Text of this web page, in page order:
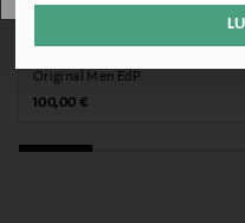
Tootjamaa
PRANTSUSMAA
Valmistaja tootenumber
Original Men EdP
Original Price
100,00 €